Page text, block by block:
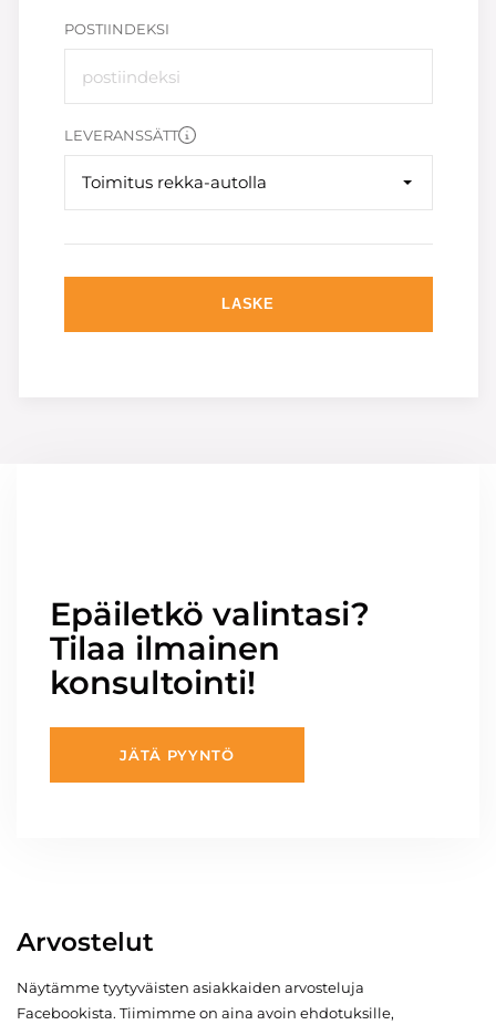
POSTIINDEKSI
LEVERANSSÄTT
Toimitus rekka-autolla
LASKE
Epäiletkö valintasi?
Tilaa ilmainen
konsultointi!
JÄTÄ PYYNTÖ
Arvostelut
Näytämme tyytyväisten asiakkaiden arvosteluja
Facebookista. Tiimimme on aina avoin ehdotuksille,